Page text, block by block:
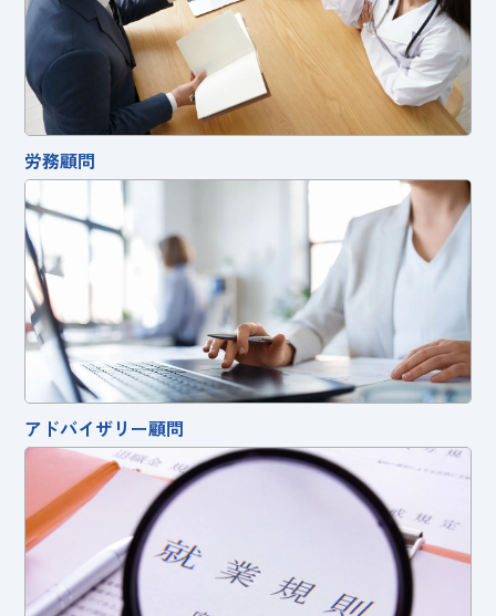
労務顧問
アドバイザリー顧問